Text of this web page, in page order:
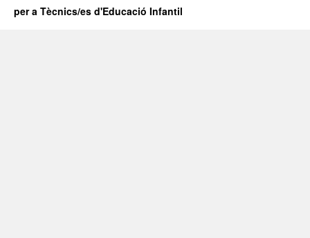
per a Tècnics/es d'Educació Infantil